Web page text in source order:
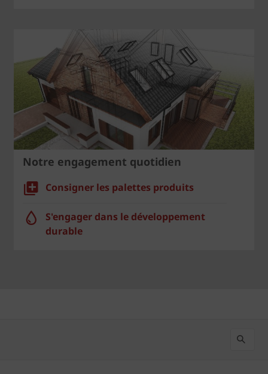
Notre engagement quotidien
Consigner les palettes produits
S'engager dans le développement
durable